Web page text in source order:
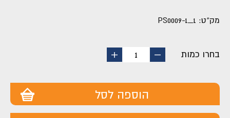
מק"ט: PS0009-1_1
בחרו כמות
החסר
1
הוסף
הוספה לסל